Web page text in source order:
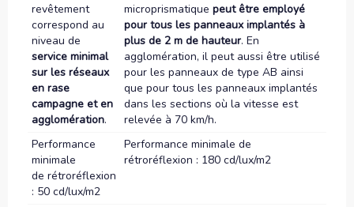
revêtement
correspond au
niveau de
service minimal
sur les réseaux
en rase
campagne et en
agglomération.
microprismatique peut être employé
pour tous les panneaux implantés à
plus de 2 m de hauteur. En
agglomération, il peut aussi être utilisé
pour les panneaux de type AB ainsi
que pour tous les panneaux implantés
dans les sections où la vitesse est
relevée à 70 km/h.
Performance
minimale
de rétroréflexion
: 50 cd/lux/m2
Performance minimale de
rétroréflexion : 180 cd/lux/m2